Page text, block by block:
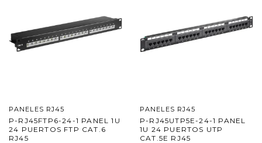
PANELES RJ45
P-RJ45FTP6-24-1 PANEL 1U
24 PUERTOS FTP CAT.6
RJ45
PANELES RJ45
P-RJ45UTP5E-24-1 PANEL
1U 24 PUERTOS UTP
CAT.5E RJ45